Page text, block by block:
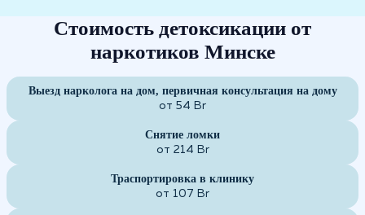
Стоимость детоксикации от
наркотиков Минске
Выезд нарколога на дом, первичная консультация на дому
от 54 Br
Снятие ломки
от 214 Br
Траспортировка в клинику
от 107 Br